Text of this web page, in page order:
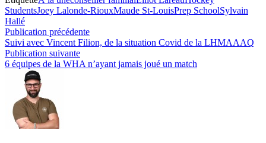
StudentsJoey Lalonde-RiouxMaude St-LouisPrep SchoolSylvain
Hallé
Navigation
de
l’article
Publication précédentePublication
précédente :
Suivi avec Vincent Filion, de la situation Covid de la LHMAAAQ
Publication suivantePublication
suivante :
6 équipes de la WHA n’ayant jamais joué un match